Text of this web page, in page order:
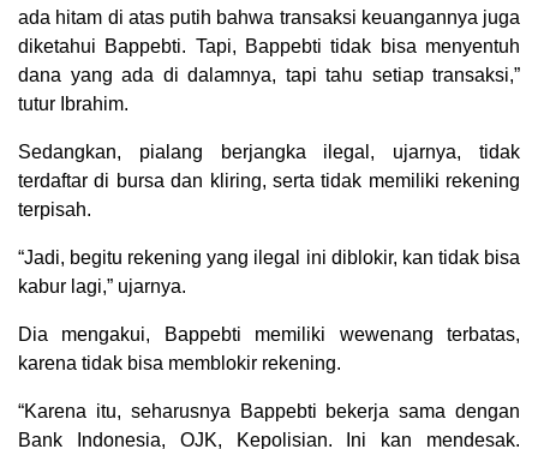
ada hitam di atas putih bahwa transaksi keuangannya juga
diketahui Bappebti. Tapi, Bappebti tidak bisa menyentuh
dana yang ada di dalamnya, tapi tahu setiap transaksi,”
tutur Ibrahim.
Sedangkan, pialang berjangka ilegal, ujarnya, tidak
terdaftar di bursa dan kliring, serta tidak memiliki rekening
terpisah.
“Jadi, begitu rekening yang ilegal ini diblokir, kan tidak bisa
kabur lagi,” ujarnya.
Dia mengakui, Bappebti memiliki wewenang terbatas,
karena tidak bisa memblokir rekening.
“Karena itu, seharusnya Bappebti bekerja sama dengan
Bank Indonesia, OJK, Kepolisian. Ini kan mendesak.